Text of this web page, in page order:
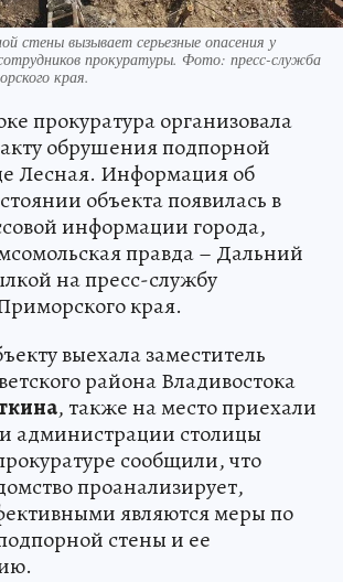
стены вызывает серьезные опасения у
прокуратуры. Фото: пресс-служба
края.
прокуратура организовала
обрушения подпорной
Лесная. Информация об
объекта появилась в
информации города,
правда – Дальний
на пресс-службу
края.
выехала заместитель
района Владивостока
, также на место приехали
администрации столицы
сообщили, что
проанализирует,
являются меры по
стены и ее